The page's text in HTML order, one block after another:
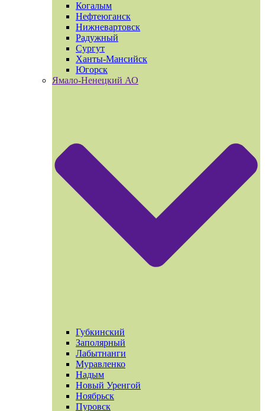
Когалым
Нефтеюганск
Нижневартовск
Радужный
Сургут
Ханты-Мансийск
Югорск
Ямало-Ненецкий АО
Губкинский
Заполярный
Лабытнанги
Муравленко
Надым
Новый Уренгой
Ноябрьск
Пуровск